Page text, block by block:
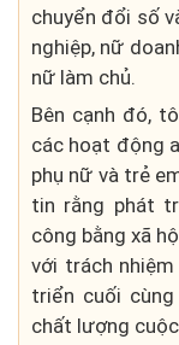
chuyển đổi số
nghiệp, nữ
nữ làm chủ.
Bên cạnh đó,
các hoạt động
phụ nữ và trẻ
tin rằng phát
công bằng xã
với trách
triển cuối
chất lượng